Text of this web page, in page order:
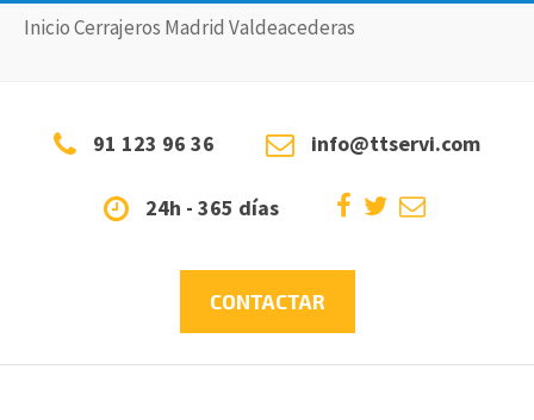
InicioCerrajeros Madrid Valdeacederas
91 123 96 36 info@ttservi.com
24h - 365 días
CONTACTAR